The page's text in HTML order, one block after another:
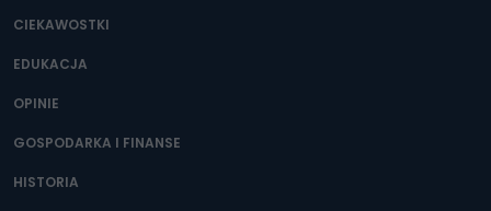
CIEKAWOSTKI
EDUKACJA
OPINIE
GOSPODARKA I FINANSE
HISTORIA